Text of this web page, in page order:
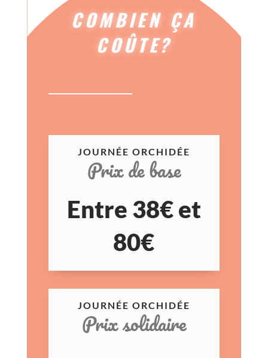
COMBIEN ÇA
COÛTE?
JOURNÉE ORCHIDÉE
Prix de base
Entre 38€ et
80€
JOURNÉE ORCHIDÉE
Prix solidaire